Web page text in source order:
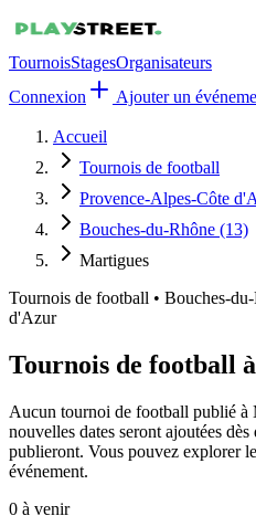
TournoisStagesOrganisateurs
Connexion
Ajouter un
Accueil
Tournois de football
Provence-Alpes-Côte
Bouches-du-Rhône (13)
Martigues
Tournois de football • Bouches-
d'Azur
Tournois de football
Aucun tournoi de football publié à
nouvelles dates seront ajoutées
publieront. Vous pouvez explorer
événement.
0 à venir